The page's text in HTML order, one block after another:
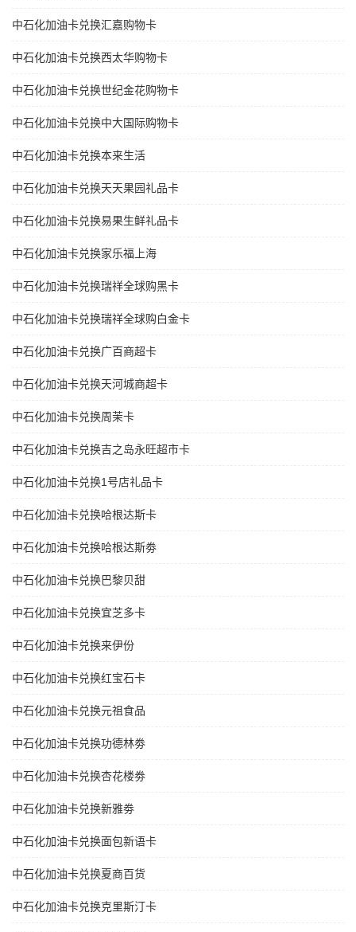
中石化加油卡兑换汇嘉购物卡
中石化加油卡兑换西太华购物卡
中石化加油卡兑换世纪金花购物卡
中石化加油卡兑换中大国际购物卡
中石化加油卡兑换本来生活
中石化加油卡兑换天天果园礼品卡
中石化加油卡兑换易果生鲜礼品卡
中石化加油卡兑换家乐福上海
中石化加油卡兑换瑞祥全球购黑卡
中石化加油卡兑换瑞祥全球购白金卡
中石化加油卡兑换广百商超卡
中石化加油卡兑换天河城商超卡
中石化加油卡兑换周茉卡
中石化加油卡兑换吉之岛永旺超市卡
中石化加油卡兑换1号店礼品卡
中石化加油卡兑换哈根达斯卡
中石化加油卡兑换哈根达斯劵
中石化加油卡兑换巴黎贝甜
中石化加油卡兑换宜芝多卡
中石化加油卡兑换来伊份
中石化加油卡兑换红宝石卡
中石化加油卡兑换元祖食品
中石化加油卡兑换功德林劵
中石化加油卡兑换杏花楼劵
中石化加油卡兑换新雅劵
中石化加油卡兑换面包新语卡
中石化加油卡兑换夏商百货
中石化加油卡兑换克里斯汀卡